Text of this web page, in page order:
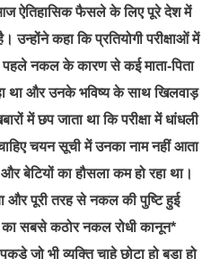
ऐतिहासिक फैसले के लिए पूरे देश में
कहा कि प्रतियोगी परीक्षाओं में
नकल के कारण से कई माता-पिता
था और उनके भविष्य के साथ खिलवाड़
में छप जाता था कि परीक्षा में धांधली
चयन सूची में उनका नाम नहीं आता
बेटियों का हौसला कम हो रहा था।
और पूरी तरह से नकल की पुष्टि हुई
सबसे कठोर नकल रोधी कानून*
जो भी व्यक्ति चाहे छोटा हो बड़ा हो